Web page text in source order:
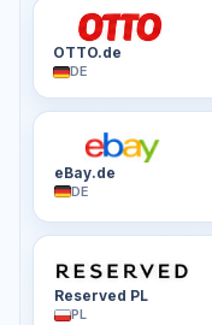
OTTO.de
DE
eBay.de
DE
Reserved PL
PL